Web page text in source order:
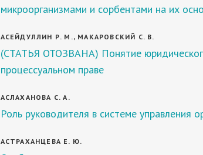
микроорганизмами и сорбентами на их
АСЕЙДУЛЛИН Р. М., МАКАРОВСКИЙ С. В.
(СТАТЬЯ ОТОЗВАНА) Понятие
процессуальном праве
АСЛАХАНОВА С. А.
Роль руководителя в системе управления
АСТРАХАНЦЕВА Е. Ю.